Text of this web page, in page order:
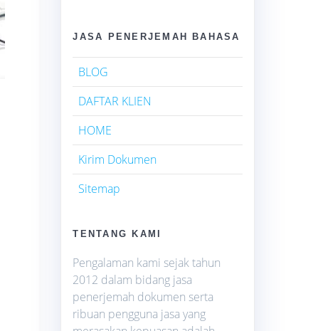
JASA PENERJEMAH BAHASA
BLOG
DAFTAR KLIEN
HOME
Kirim Dokumen
Sitemap
TENTANG KAMI
Pengalaman kami sejak tahun
2012 dalam bidang jasa
penerjemah dokumen serta
ribuan pengguna jasa yang